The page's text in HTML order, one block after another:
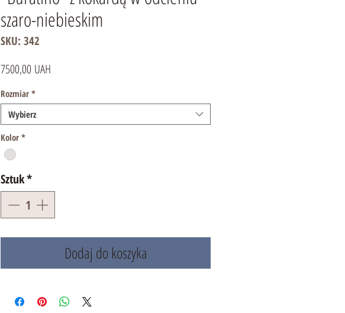
szaro-niebieskim
SKU: 342
7500,00 UAH
Rozmiar *
Wybierz
Kolor *
Sztuk*
Dodaj do koszyka